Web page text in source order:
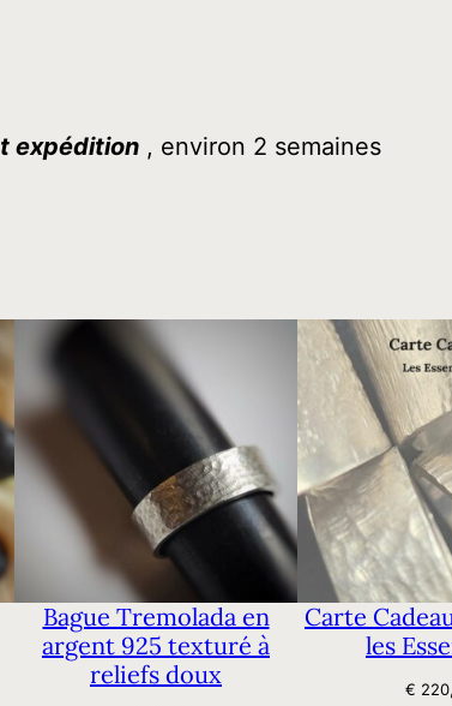
r
a
n
l
e
e
n
expédition , environ 2 semaines
Bague Tremolada en
argent 925 texturé à
reliefs doux
Carte
les
€